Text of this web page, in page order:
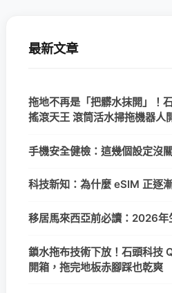
最新文章
拖地不再是「把髒水抹開」！
搖滾天王 滾筒活水掃拖機器人
手機安全健檢：這幾個設定沒
科技新知：為什麼 eSIM 正逐
移居馬來西亞前必讀：2026年
鎖水拖布技術下放！石頭科技
開箱，拖完地板赤腳踩也乾爽